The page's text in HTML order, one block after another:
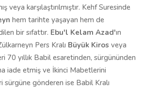
veya karşılaştırılmıştır. Kehf Suresinde
hem tarihte yaşayan hem de
bir sıfattır. Ebu'l Kelam Azad'ın
Pers Kralı Büyük Kiros veya
70 yıllık Babil esaretinden, sürgününden
iade etmiş ve İkinci Mabetlerini
sürgüne gönderen ise Babil Kralı